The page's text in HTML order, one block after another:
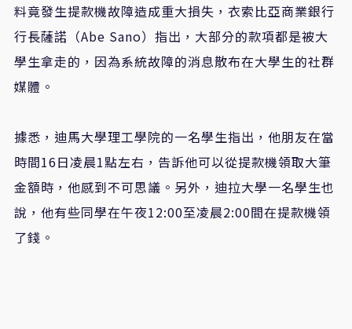
料竟發生提款機故障造成重大損失，衣索比亞商業銀行
行長薩諾（Abe Sano）指出，大部分的款項都是被大
學生拿走的，因為系統故障的消息散布在大學生的社群
媒體。
據悉，迪馬大學理工學院的一名學生指出，他朋友在當
時間16日凌晨1點左右，告訴他可以從提款機領取大筆
金額時，他感到不可思議。另外，迪拉大學一名學生也
說，他有些同學在午夜12:00至凌晨2:00間在提款機領
了錢。